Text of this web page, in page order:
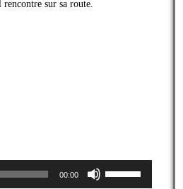
rencontre sur sa route.
00:00
les